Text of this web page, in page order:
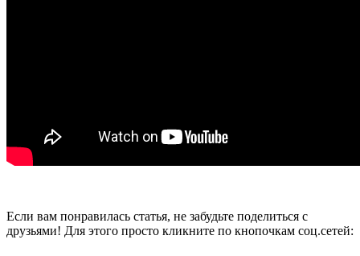
Если вам понравилась статья, не забудьте поделиться с
друзьями! Для этого просто кликните по кнопочкам соц.сетей: